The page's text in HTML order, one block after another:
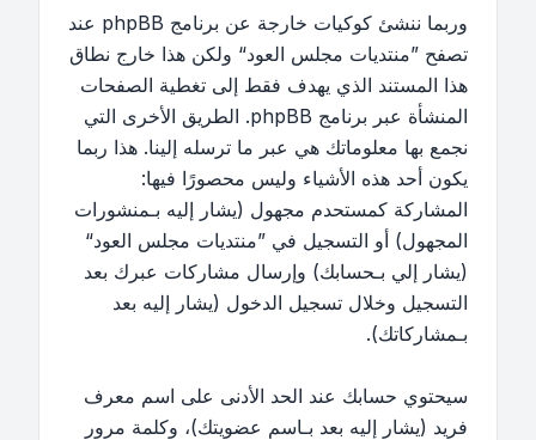
وربما ننشئ كوكيات خارجة عن برنامج phpBB عند
تصفح ”منتديات مجلس العود“ ولكن هذا خارج نطاق
هذا المستند الذي يهدف فقط إلى تغطية الصفحات
المنشأة عبر برنامج phpBB. الطريق الأخرى التي
نجمع بها معلوماتك هي عبر ما ترسله إلينا. هذا ربما
يكون أحد هذه الأشياء وليس محصورًا فيها:
المشاركة كمستحدم مجهول (يشار إليه بـمنشورات
المجهول) أو التسجيل في ”منتديات مجلس العود“
(يشار إلي بـحسابك) وإرسال مشاركات عبرك بعد
التسجيل وخلال تسجيل الدخول (يشار إليه بعد
بـمشاركاتك).
سيحتوي حسابك عند الحد الأدنى على اسم معرف
فريد (يشار إليه بعد بـاسم عضويتك)، وكلمة مرور